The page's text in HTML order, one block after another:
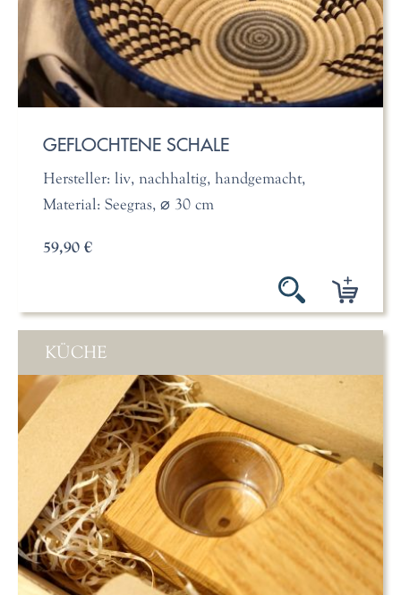
GEFLOCHTENE SCHALE
Hersteller: liv, nachhaltig, handgemacht,
Material: Seegras, ⌀ 30 cm
59,90 €
KÜCHE